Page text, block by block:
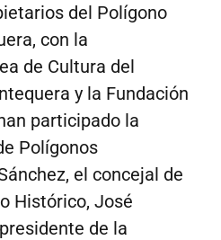
del Polígono
con la
de Cultura del
y la Fundación
participado la
Polígonos
el concejal de
Histórico, José
de la